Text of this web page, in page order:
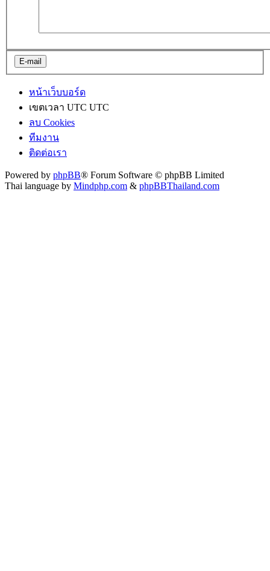
หน้าเว็บบอร์ด
เขตเวลา UTC UTC
ลบ Cookies
ทีมงาน
ติดต่อเรา
Powered by phpBB® Forum Software © phpBB Limited
Thai language by Mindphp.com & phpBBThailand.com